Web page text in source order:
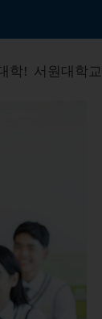
학! 서원대학교